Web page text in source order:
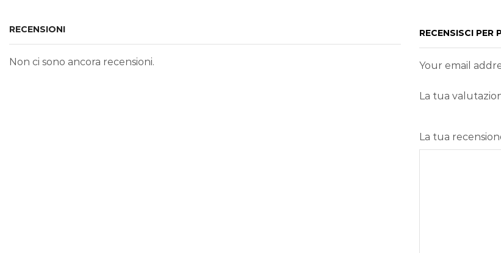
RECENSIONI
Non ci sono ancora recensioni.
RECENSISCI PER
Your email
La tua
La tua